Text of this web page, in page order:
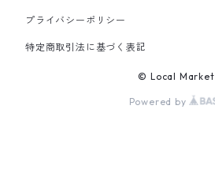
PANTS
プライバシーポリシー
特定商取引法に基づく表記
© Local Market
Powered by